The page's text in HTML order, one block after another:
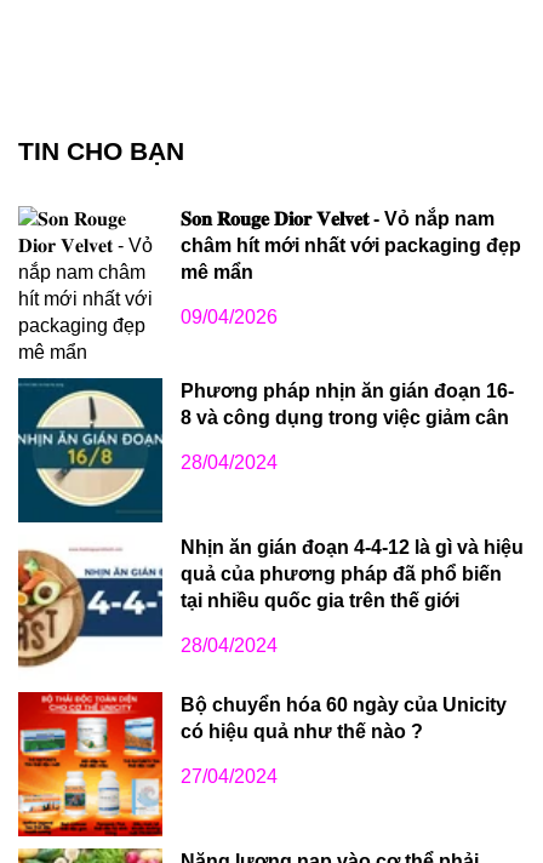
TIN CHO BẠN
𝐒𝐨𝐧 𝐑𝐨𝐮𝐠𝐞 𝐃𝐢𝐨𝐫 𝐕𝐞𝐥𝐯𝐞𝐭 - Vỏ nắp nam
châm hít mới nhất với packaging đẹp
mê mẩn
09/04/2026
Phương pháp nhịn ăn gián đoạn 16-
8 và công dụng trong việc giảm cân
28/04/2024
Nhịn ăn gián đoạn 4-4-12 là gì và hiệu
quả của phương pháp đã phổ biến
tại nhiều quốc gia trên thế giới
28/04/2024
Bộ chuyển hóa 60 ngày của Unicity
có hiệu quả như thế nào ?
27/04/2024